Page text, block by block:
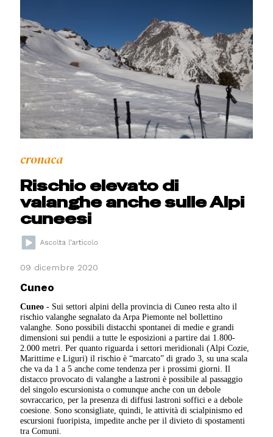
cronaca
Rischio elevato di
valanghe anche sulle Alpi
cuneesi
09 dicembre 2020
Cuneo
Cuneo - Sui settori alpini della provincia di Cuneo resta alto il
rischio valanghe segnalato da Arpa Piemonte nel bollettino
valanghe. Sono possibili distacchi spontanei di medie e grandi
dimensioni sui pendii a tutte le esposizioni a partire dai 1.800-
2.000 metri. Per quanto riguarda i settori meridionali (Alpi Cozie,
Marittime e Liguri) il rischio è “marcato” di grado 3, su una scala
che va da 1 a 5 anche come tendenza per i prossimi giorni. Il
distacco provocato di valanghe a lastroni è possibile al passaggio
del singolo escursionista o comunque anche con un debole
sovraccarico, per la presenza di diffusi lastroni soffici e a debole
coesione. Sono sconsigliate, quindi, le attività di scialpinismo ed
escursioni fuoripista, impedite anche per il divieto di spostamenti
tra Comuni.